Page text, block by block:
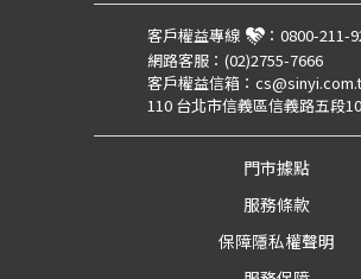
客戶權益專線 ： 0800-211-
網路客服： (02)2755-7666
客戶權益信箱：
110 台北市信義區信義路五段
門市據點
服務條款
保障隱私權聲明